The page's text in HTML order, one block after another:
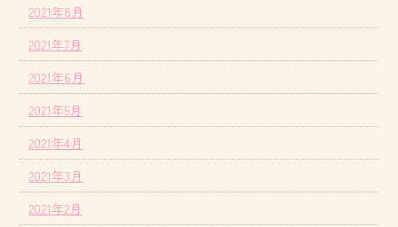
2021年8月
2021年7月
2021年6月
2021年5月
2021年4月
2021年3月
2021年2月